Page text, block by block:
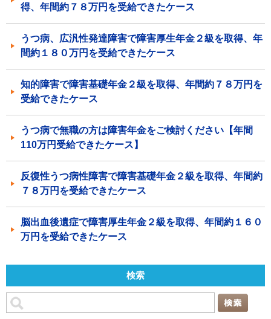
得、年間約７８万円を受給できたケース
うつ病、広汎性発達障害で障害厚生年金２級を取得、年
間約１８０万円を受給できたケース
知的障害で障害基礎年金２級を取得、年間約７８万円を
受給できたケース
うつ病で無職の方は障害年金をご検討ください【年間
110万円受給できたケース】
反復性うつ病性障害で障害基礎年金２級を取得、年間約
７８万円を受給できたケース
脳出血後遺症で障害厚生年金２級を取得、年間約１６０
万円を受給できたケース
検索